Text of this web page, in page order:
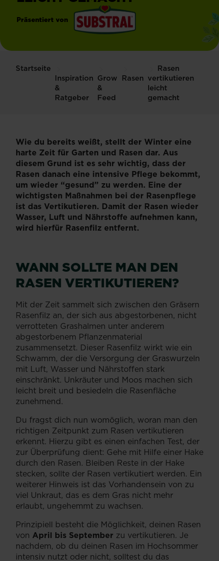
Präsentiert von
Startseite
Inspiration
&
Ratgeber
Grow
&
Feed
Rasen
Rasen
vertikutieren
leicht
gemacht
Wie du bereits weißt, stellt der Winter eine
harte Zeit für Garten und Rasen dar. Aus
diesem Grund ist es sehr wichtig, dass der
Rasen danach eine intensive Pflege bekommt,
um wieder “gesund” zu werden. Eine der
wichtigsten Maßnahmen bei der Rasenpflege
ist das Vertikutieren. Damit der Rasen wieder
Wasser, Luft und Nährstoffe aufnehmen kann,
wird hierfür Rasenfilz entfernt.
WANN SOLLTE MAN DEN
RASEN VERTIKUTIEREN?
Mit der Zeit sammelt sich zwischen den Gräsern
Rasenfilz an, der sich aus abgestorbenen, nicht
verrotteten Grashalmen unter anderem
abgestorbenem Pflanzenmaterial
zusammensetzt. Dieser Rasenfilz wirkt wie ein
Schwamm, der die Versorgung der Graswurzeln
mit Luft, Wasser und Nährstoffen stark
einschränkt. Unkräuter und Moos machen sich
leicht breit und besiedeln die Rasenfläche
zunehmend.
Du fragst dich nun womöglich, woran man den
richtigen Zeitpunkt zum Rasen vertikutieren
erkennt. Hierzu gibt es einen einfachen Test, der
zur Überprüfung dient: Gehe mit Hilfe einer Hake
durch den Rasen. Bleiben Reste in der Hake
stecken, sollte der Rasen vertikutiert werden. Ein
weiterer Hinweis ist das Vorhandensein von zu
viel Unkraut, das es dem Gras nicht mehr
erlaubt, ungehemmt zu wachsen.
Prinzipiell besteht die Möglichkeit, deinen Rasen
von April bis September zu vertikutieren. Je
nachdem, ob du deinen Rasen im Hochsommer
intensiv nutzt oder nicht, solltest du das